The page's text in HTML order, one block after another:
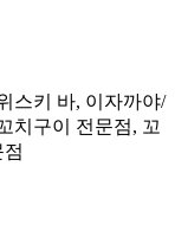
스키 바, 이자까야/
치구이 전문점, 꼬